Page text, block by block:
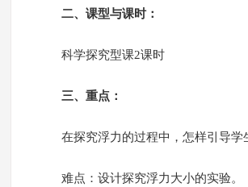
二、课型与课时：
科学探究型课2课时
三、重点：
在探究浮力的过程中，怎样引导学
难点：设计探究浮力大小的实验。